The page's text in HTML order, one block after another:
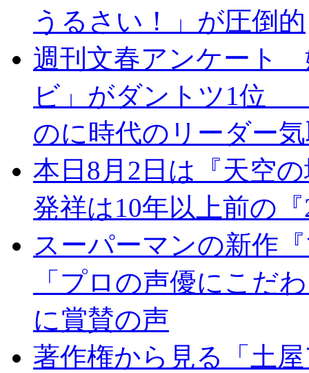
うるさい！」が圧倒的
週刊文春アンケート
ビ」がダントツ1位
のに時代のリーダー
本日8月2日は『天空
発祥は10年以上前の
スーパーマンの新作
「プロの声優にこだ
に賞賛の声
著作権から見る「土